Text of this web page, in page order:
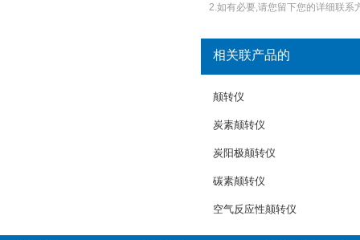
2.如有必要,请您留下您的详细联系
相关联产品的
颠转仪
炭素颠转仪
炭阳极颠转仪
碳素颠转仪
空气反应性颠转仪